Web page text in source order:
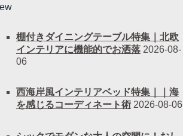
棚付きダイニングテーブル特集｜北欧
インテリアに機能的でお洒落 2026-08-
06
西海岸風インテリアベッド特集｜｜海
を感じるコーディネート術 2026-08-06